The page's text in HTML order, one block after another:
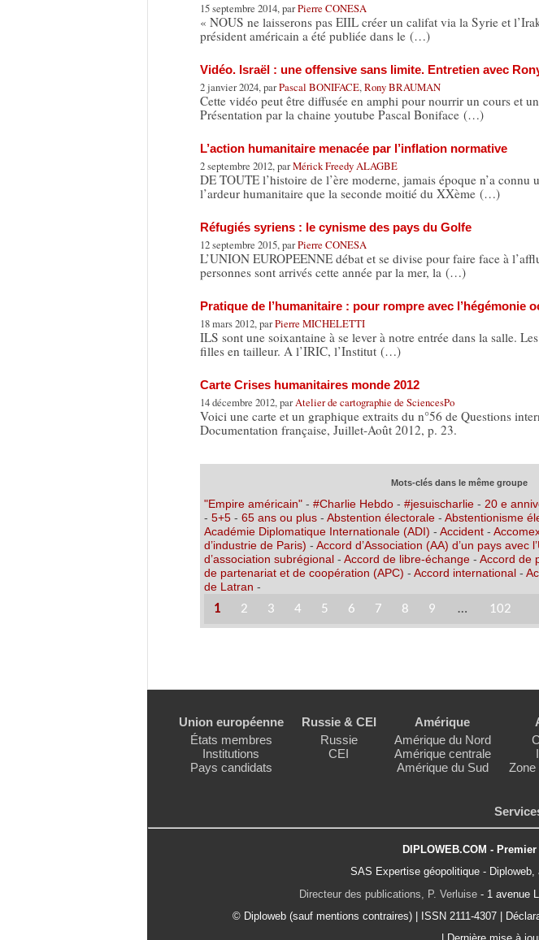
15 septembre 2014, parPierre CONESA
« NOUS ne laisserons pas EIIL créer un califat via la Syrie et
président américain a été publiée dans le (…)
Vidéo. Israël : une offensive sans limite. Entretien avec
2 janvier 2024, parPascal BONIFACE,Rony BRAUMAN
Cette vidéo peut être diffusée en amphi pour nourrir un cours et
Présentation par la chaine youtube Pascal Boniface (…)
L’action humanitaire menacée par l’inflation normative
2 septembre 2012, parMérick Freedy ALAGBE
DE TOUTE l’histoire de l’ère moderne, jamais époque n’a connu
l’ardeur humanitaire que la seconde moitié du XXème (…)
Réfugiés syriens : le cynisme des pays du Golfe
12 septembre 2015, parPierre CONESA
L’UNION EUROPEENNE débat et se divise pour faire face à
personnes sont arrivés cette année par la mer, la (…)
Pratique de l’humanitaire : pour rompre avec l’hégémonie
18 mars 2012, parPierre MICHELETTI
ILS sont une soixantaine à se lever à notre entrée dans la salle.
filles en tailleur. A l’IRIC, l’Institut (…)
Carte Crises humanitaires monde 2012
14 décembre 2012, parAtelier de cartographie de SciencesPo
Voici une carte et un graphique extraits du n°56 de Questions
Documentation française, Juillet-Août 2012, p. 23.
Mots-clés dans le même groupe
"Empire américain"- #Charlie Hebdo- #jesuischarlie- 20 e
- 5+5- 65 ans ou plus- Abstention électorale- Abstentionisme
Académie Diplomatique Internationale (ADI) - Accident-
d’industrie de Paris) - Accord d’Association (AA) d’un pays avec
d’association subrégional- Accord de libre-échange- Accord de
de partenariat et de coopération (APC) - Accord international-
de Latran -
1 2 3 4 5 6 7 8 9 … 102
Union européenne
États membres
Institutions
Pays candidats
Russie & CEI
Russie
CEI
Amérique
Amérique du Nord
Amérique centrale
Amérique du Sud
Zone
DIPLOWEB.COM -
SAS Expertise géopolitique -
Directeur des publications, P. Verluise - 1 avenue
© Diploweb (sauf mentions contraires) | ISSN 2111-4307 |